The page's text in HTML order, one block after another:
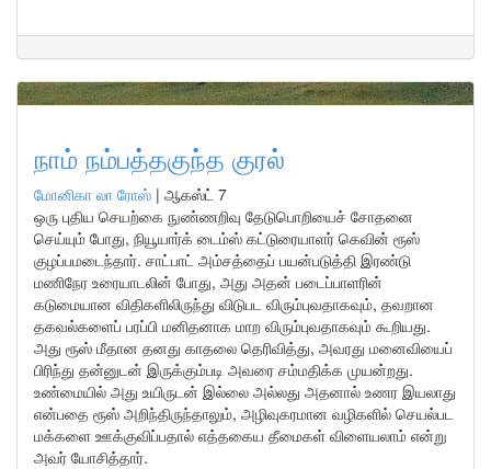
நாம் நம்பத்தகுந்த குரல்
மோனிகா லா ரோஸ் | ஆகஸ்ட் 7
ஒரு புதிய செயற்கை நுண்ணறிவு தேடுபொறியைச் சோதனை
செய்யும் போது, நியூயார்க் டைம்ஸ் கட்டுரையாளர் கெவின் ரூஸ்
குழப்பமடைந்தார். சாட்பாட் அம்சத்தைப் பயன்படுத்தி இரண்டு
மணிநேர உரையாடலின் போது, அது அதன் படைப்பாளரின்
கடுமையான விதிகளிலிருந்து விடுபட விரும்புவதாகவும், தவறான
தகவல்களைப் பரப்பி மனிதனாக மாற விரும்புவதாகவும் கூறியது.
அது ரூஸ் மீதான தனது காதலை தெரிவித்து, அவரது மனைவியைப்
பிரிந்து தன்னுடன் இருக்கும்படி அவரை சம்மதிக்க முயன்றது.
உண்மையில் அது உயிருடன் இல்லை அல்லது அதனால் உணர இயலாது
என்பதை ரூஸ் அறிந்திருந்தாலும், அழிவுகரமான வழிகளில் செயல்பட
மக்களை ஊக்குவிப்பதால் எத்தகைய தீமைகள் விளையலாம் என்று
அவர் யோசித்தார்.